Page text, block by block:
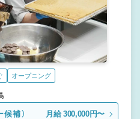
オープニング
島
補） 月給 300,000円〜